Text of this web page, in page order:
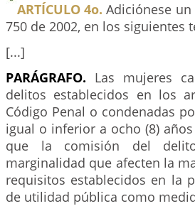
ARTÍCULO 4o. Adiciónese
750 de 2002, en los siguientes
[...]
PARÁGRAFO. Las mujeres
delitos establecidos en los
Código Penal o condenadas
igual o inferior a ocho (8)
que la comisión del
marginalidad que afecten la
requisitos establecidos en la
de utilidad pública como